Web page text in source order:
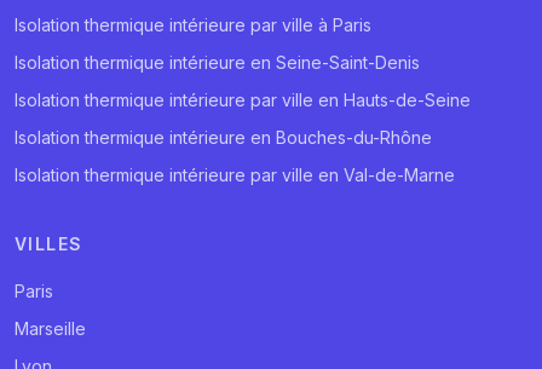
Isolation thermique intérieure par ville à Paris
Isolation thermique intérieure en Seine-Saint-Denis
Isolation thermique intérieure par ville en Hauts-de-Seine
Isolation thermique intérieure en Bouches-du-Rhône
Isolation thermique intérieure par ville en Val-de-Marne
VILLES
Paris
Marseille